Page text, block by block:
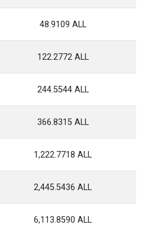
48.9109 ALL
122.2772 ALL
244.5544 ALL
366.8315 ALL
1,222.7718 ALL
2,445.5436 ALL
6,113.8590 ALL